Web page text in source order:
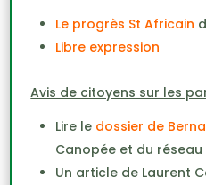
Le progrès St Africain
Libre expression
Avis de citoyens sur les
Lire le dossier de
Canopée et du
Un article de Laurent